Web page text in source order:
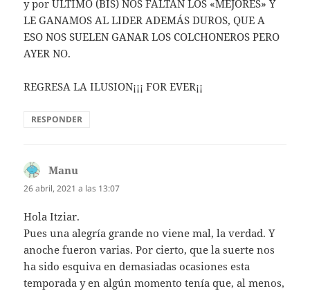
y por ULTIMO (BIS) NOS FALTAN LOS «MEJORES» Y
LE GANAMOS AL LIDER ADEMÁS DUROS, QUE A
ESO NOS SUELEN GANAR LOS COLCHONEROS PERO
AYER NO.
REGRESA LA ILUSION¡¡¡ FOR EVER¡¡
RESPONDER
Manu
26 abril, 2021 a las 13:07
Hola Itziar.
Pues una alegría grande no viene mal, la verdad. Y
anoche fueron varias. Por cierto, que la suerte nos
ha sido esquiva en demasiadas ocasiones esta
temporada y en algún momento tenía que, al menos,